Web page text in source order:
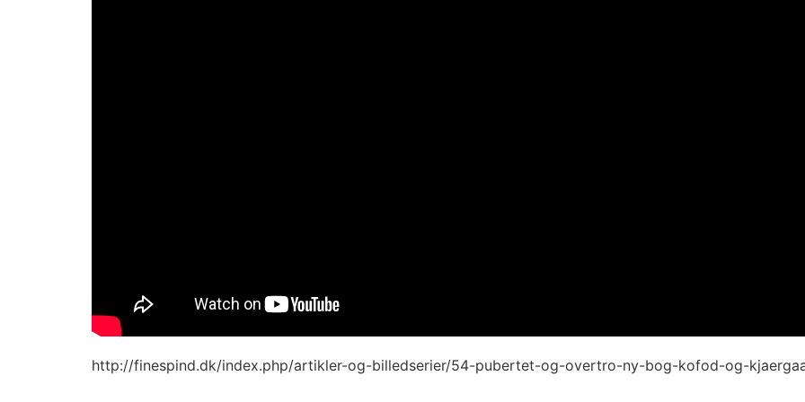
http://finespind.dk/index.php/artikler-og-billedserier/54-pubertet-og-overtro-ny-bog-kofod-og-